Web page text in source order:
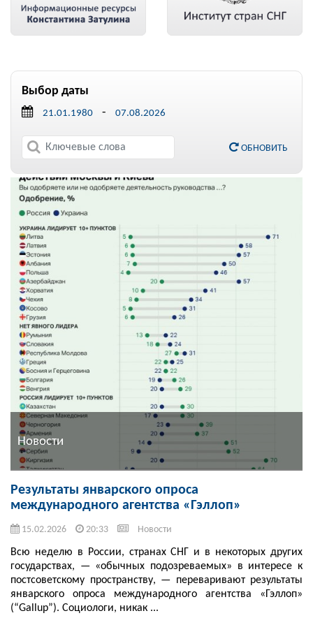
Выбор даты
-
ОБНОВИТЬ
Новости
Результаты январского опроса
международного агентства «Гэллоп»
15.02.2026 20:33 Новости
Всю неделю в России, странах СНГ и в некоторых других
государствах, — «обычных подозреваемых» в интересе к
постсоветскому пространству, — переваривают результаты
январского опроса международного агентства «Гэллоп»
(“Gallup”). Социологи, никак ...